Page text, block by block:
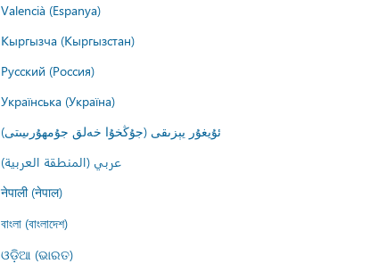
Valencià (Espanya)
Кыргызча (Кыргызстан)
Русский (Россия)
Українська (Україна)
ئۇيغۇر يېزىقى (جۇڭخۇا خەلق جۇمھۇرىيىتى)
عربي (المنطقة العربية)
नेपाली (नेपाल)
বাংলা (বাংলাদেশ)
ଓଡ଼ିଆ (ଭାରତ)